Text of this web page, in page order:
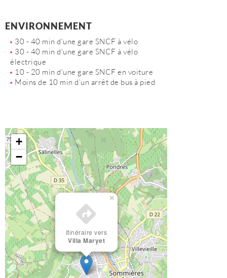
ENVIRONNEMENT
30 - 40 min d'une gare SNCF à vélo
30 - 40 min d'une gare SNCF à vélo
électrique
10 - 20 min d'une gare SNCF en voiture
Moins de 10 min d’un arrêt de bus à pied
Itinéraire vers
Villa Maryet
×
+
−